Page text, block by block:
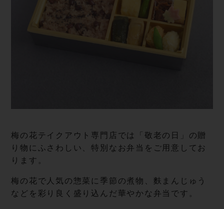
梅の花テイクアウト専門店では「敬老の日」の贈
り物にふさわしい、特別なお弁当をご用意してお
ります。
梅の花で人気の惣菜に季節の煮物、麩まんじゅう
などを彩り良く盛り込んだ華やかな弁当です。